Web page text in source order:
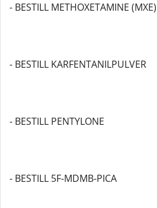
- BESTILL METHOXETAMINE (MXE)
- BESTILL KARFENTANILPULVER
- BESTILL PENTYLONE
- BESTILL 5F-MDMB-PICA